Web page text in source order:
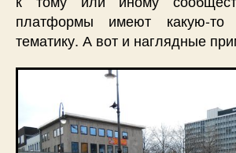
платформы имеют какую-то
тематику. А вот и наглядные